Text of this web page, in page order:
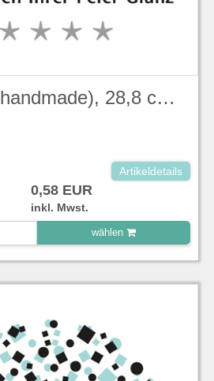
Coupe Teller (handmade), 28,8 cm, Evolve, Duck Egg Blue Stonecast - Churchill
Artikeldetails
0,58 EUR
inkl. Mwst.
wählen
hinzugefügt.